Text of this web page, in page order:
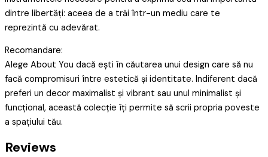
dintre libertăți: aceea de a trăi într-un mediu care te
reprezintă cu adevărat.
Recomandare:
Alege About You dacă ești în căutarea unui design care să nu
facă compromisuri între estetică și identitate. Indiferent dacă
preferi un decor maximalist și vibrant sau unul minimalist și
funcțional, această colecție îți permite să scrii propria poveste
a spațiului tău.
Reviews